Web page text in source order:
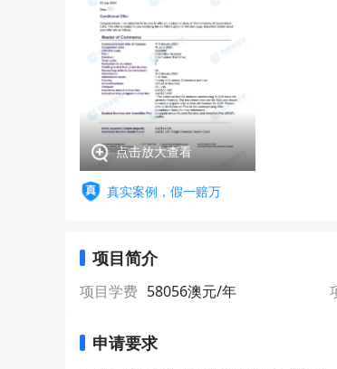
点击放大查看
真实案例，假一赔万
项目简介
项目学费 58056澳元/年
申请要求